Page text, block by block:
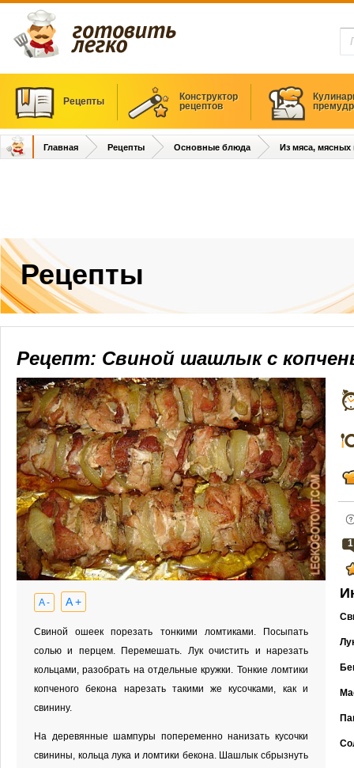
Рецепты
Конструктор
рецептов
Главная Рецепты Основные блюда Из мяса, мясных
Рецепты
Рецепт: Свиной шашлык с
A - A +
Свиной ошеек порезать тонкими ломтиками. Посыпать
солью и перцем. Перемешать. Лук очистить и нарезать
кольцами, разобрать на отдельные кружки. Тонкие ломтики
копченого бекона нарезать такими же кусочками, как и
свинину.
На деревянные шампуры попеременно нанизать кусочки
свинины, кольца лука и ломтики бекона. Шашлык сбрызнуть
1